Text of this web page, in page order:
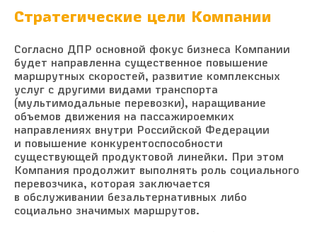
Стратегические цели Компании
Согласно ДПР основной фокус бизнеса Компании
будет направленна существенное повышение
маршрутных скоростей, развитие комплексных
услуг с другими видами транспорта
(мультимодальные перевозки), наращивание
объемов движения на пассажироемких
направлениях внутри Российской Федерации
и повышение конкурентоспособности
существующей продуктовой линейки. При этом
Компания продолжит выполнять роль социального
перевозчика, которая заключается
в обслуживании безальтернативных либо
социально значимых маршрутов.